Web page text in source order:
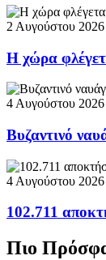
2 Αυγούστου 2026
Η χώρα
4 Αυγούστου 2026
Βυζαντινό
4 Αυγούστου 2026
102.711
Πιο